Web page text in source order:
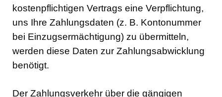
kostenpflichtigen Vertrags eine Verpflichtung,
uns Ihre Zahlungsdaten (z. B. Kontonummer
bei Einzugsermächtigung) zu übermitteln,
werden diese Daten zur Zahlungsabwicklung
benötigt.
Der Zahlungsverkehr über die gängigen